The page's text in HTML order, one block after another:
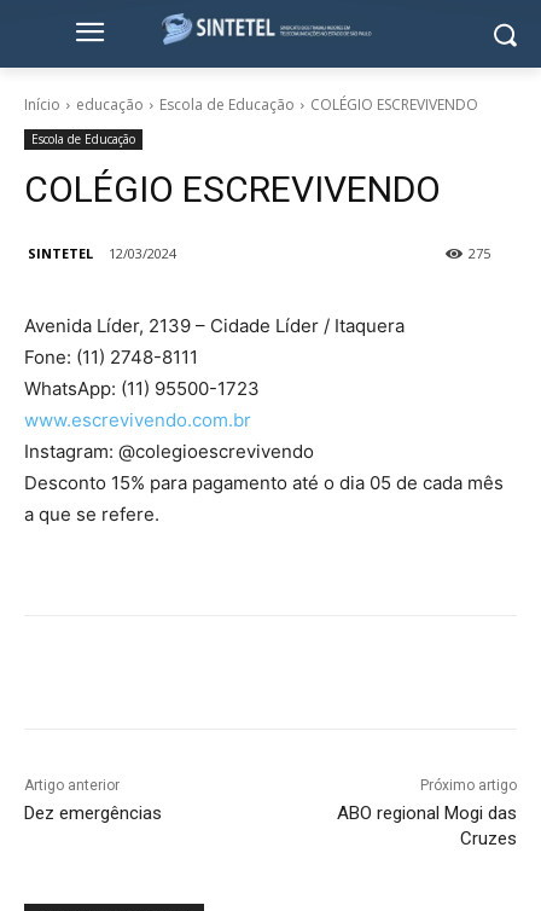
Início educação Escola de Educação COLÉGIO ESCREVIVENDO
Escola de Educação
COLÉGIO ESCREVIVENDO
SINTETEL 12/03/2024 275
Avenida Líder, 2139 – Cidade Líder / Itaquera
Fone: (11) 2748-8111
WhatsApp: (11) 95500-1723
www.escrevivendo.com.br
Instagram: @colegioescrevivendo
Desconto 15% para pagamento até o dia 05 de cada mês
a que se refere.
Artigo anterior
Dez emergências
Próximo artigo
ABO regional Mogi das
Cruzes